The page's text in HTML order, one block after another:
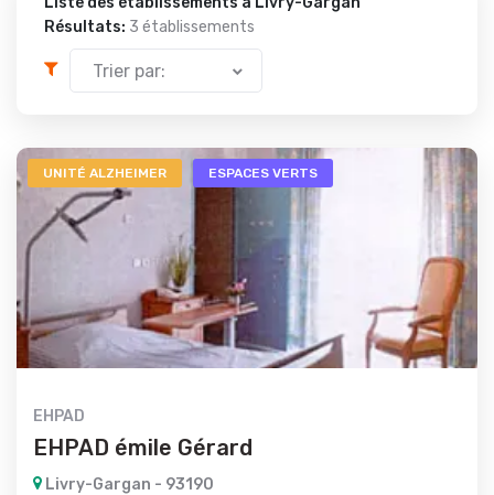
Résultats: 3 établissements
Trier par:
UNITÉ ALZHEIMER ESPACES VERTS
EHPAD
EHPAD émile Gérard
Livry-Gargan - 93190